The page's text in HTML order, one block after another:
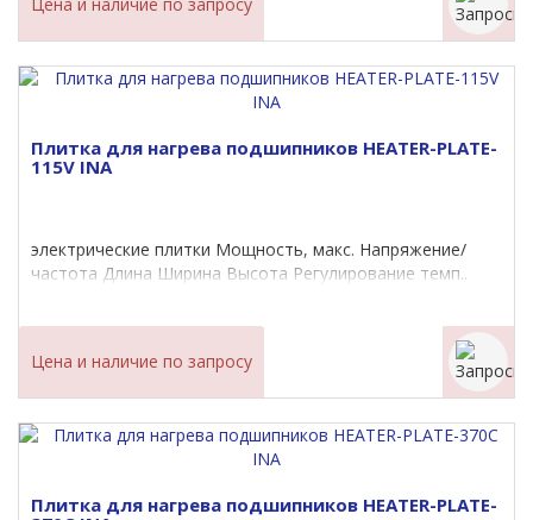
Плитка для нагрева подшипников HEATER-PLATE-
115V INA
электрические плитки Мощность, макс. Напряжение/
частота Длина Ширина Высота Регулирование темп..
Цена и наличие по запросу
Плитка для нагрева подшипников HEATER-PLATE-